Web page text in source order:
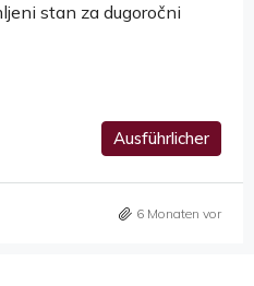
stan za dugoročni
Ausführlicher
6 Monaten vor